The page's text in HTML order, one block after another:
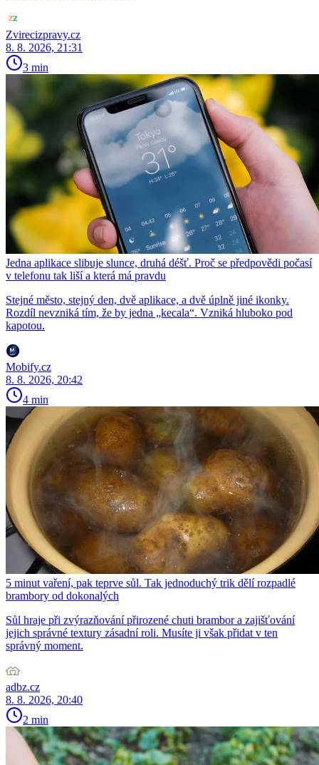
Zvirecizpravy.cz
8. 8. 2026, 21:31
3 min
Jedna aplikace slibuje slunce, druhá déšť. Proč se předpovědi počasí
v telefonu tak liší a která má pravdu
Stejné město, stejný den, dvě aplikace, a dvě úplně jiné ikonky.
Rozdíl nevzniká tím, že by jedna „kecala“. Vzniká hluboko pod
kapotou.
Mobify.cz
8. 8. 2026, 20:42
4 min
5 minut vaření, pak teprve sůl. Tak jednoduchý trik dělí rozpadlé
brambory od dokonalých
Sůl hraje při zvýrazňování přirozené chuti brambor a zajišťování
jejich správné textury zásadní roli. Musíte ji však přidat v ten
správný moment.
adbz.cz
8. 8. 2026, 20:40
2 min